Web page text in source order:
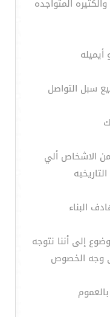
المتواجده
سبل التواصل
الاشخاص ألي
البناء
إلى أننا نتوجه
وجه الخصوص